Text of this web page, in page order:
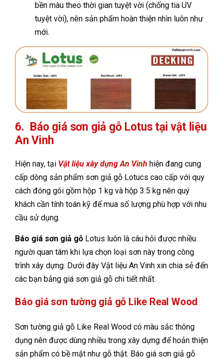
bền màu theo thời gian tuyệt vời (chống tia UV
tuyệt vời), nên sản phẩm hoàn thiện nhìn luôn như
mới.
6. Báo giá sơn giả gỗ Lotus tại vật liệu
An Vinh
Hiện nay, tại Vật liệu xây dựng An Vinh hiện đang cung
cấp dòng sản phẩm sơn giả gỗ Lotucs cao cấp với quy
cách đóng gói gồm hộp 1 kg và hộp 3.5 kg nên quý
khách cần tính toán kỹ để mua số lượng phù hợp với nhu
cầu sử dụng.
Báo giá sơn giả gỗ Lotus luôn là câu hỏi được nhiều
người quan tâm khi lựa chọn loại sơn này trong công
trình xây dựng. Dưới đây Vật liệu An Vinh xin chia sẻ đến
các bạn bảng giá sơn giả gỗ chi tiết nhất.
Báo giá sơn tường giả gỗ Like Real Wood
Sơn tường giả gỗ Like Real Wood có màu sắc thông
dụng nên được dùng nhiều trong xây dựng để hoản thiện
sản phẩm có bề mặt như gỗ thật. Báo giá sơn giả gỗ